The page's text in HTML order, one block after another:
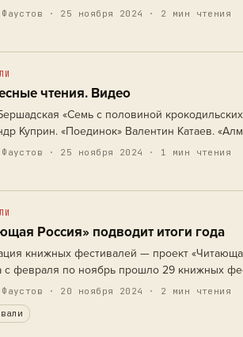
литературных критиков и ценителей
· 25 ноября 2024 · 2 мин чтения
чтения. Видео
«Семь с половиной
Куприн. «Поединок» Валентин Катаев.
поддержке Министерства цифрового
· 25 ноября 2024 · 1 мин чтения
Россия» подводит итоги года
книжных фестивалей — проект
с февраля по ноябрь прошло 29 книжных
Благовещенске, Волгограде, Великом
· 20 ноября 2024 · 2 мин чтения